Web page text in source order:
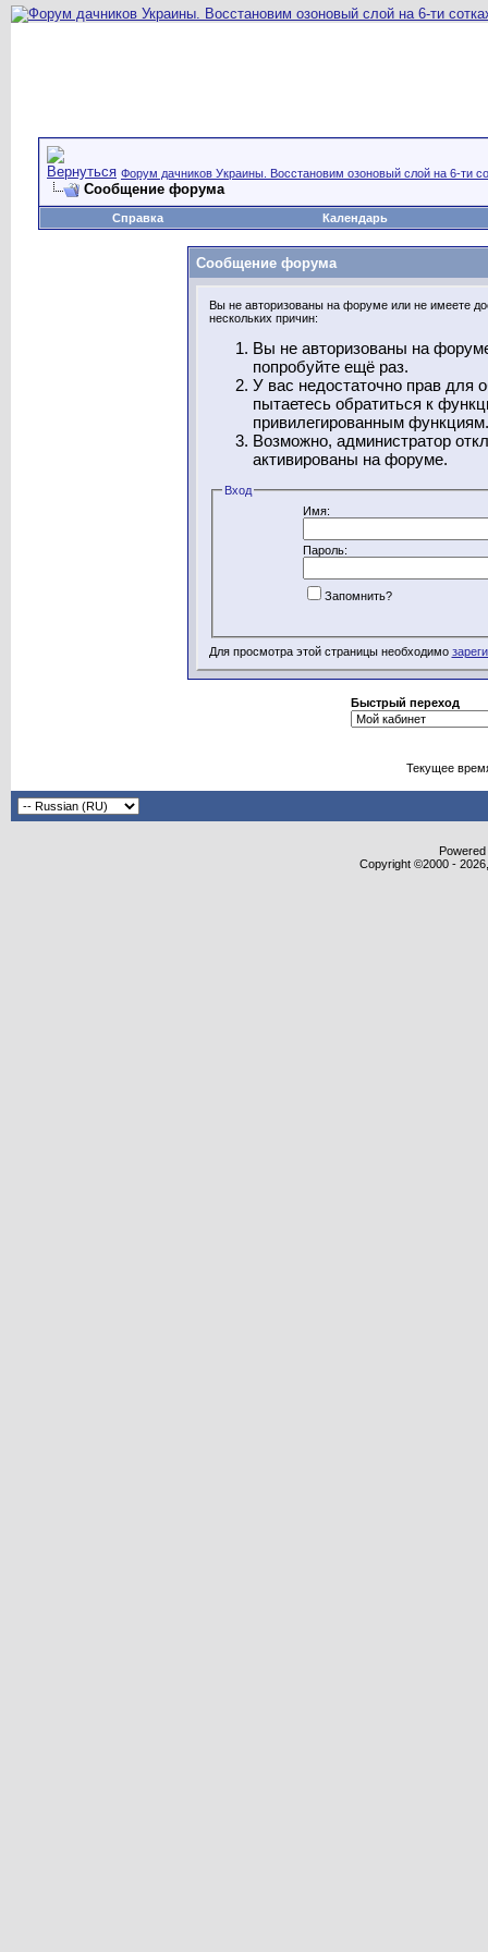
Форум дачников Украины. Восстановим озоновый слой на 6-ти
Сообщение форума
Справка Календарь
Сообщение форума
Вы не авторизованы на форуме или не имеете
нескольких причин:
Вы не авторизованы на
попробуйте ещё раз.
У вас недостаточно прав для
пытаетесь обратиться к
привилегированным функциям.
Возможно, администратор
активированы на форуме.
Вход
Имя:
Пароль:
Запомнить?
Для просмотра этой страницы необходимо
Быстрый переход
Текущее
Copyright ©2000 -